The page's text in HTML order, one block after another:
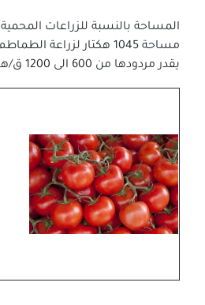
المساحة بالنسبة للزراعات
مساحة 1045 هكتار لزراعة
يقدر مردودها من 600 الى 1200 ق/هكتار .